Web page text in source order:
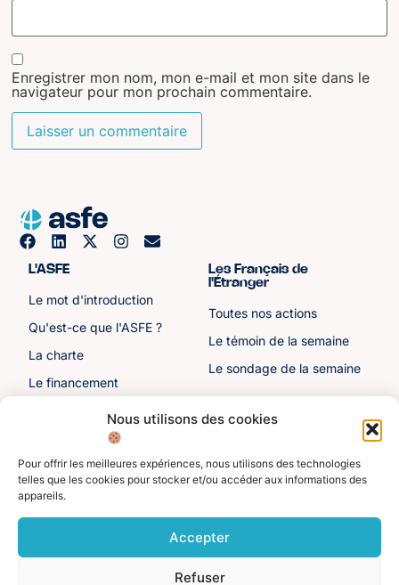
Nous utilisons des cookies
Pour offrir les meilleures expériences, nous utilisons des technologies
telles que les cookies pour stocker et/ou accéder aux informations des
appareils.
Accepter
Refuser
Enregistrer mon nom, mon e-mail et mon site dans le
navigateur pour mon prochain commentaire.
L'ASFE
Le mot d'introduction
Qu'est-ce que l'ASFE ?
La charte
Le financement
Les sénateurs
Les Français de
l'Étranger
Toutes nos actions
Le témoin de la semaine
Le sondage de la semaine
Autre liens
Toutes les ressources
Contactez-nous
Divers
personnelles
Mentions légales